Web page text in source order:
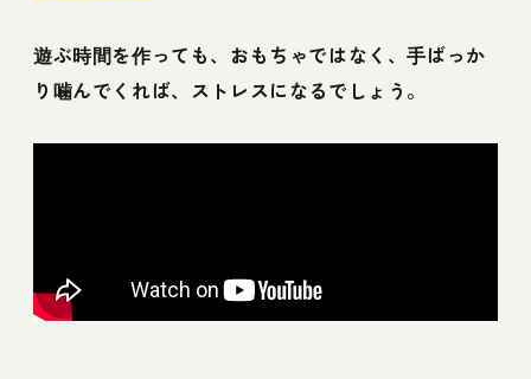
遊ぶ時間を作っても、おもちゃではなく、手ばっか
り噛んでくれば、ストレスになるでしょう。